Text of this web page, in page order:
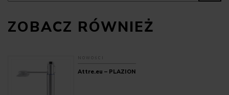
ZOBACZ RÓWNIEŻ
NOWOŚCI
Attre.eu – PLAZION